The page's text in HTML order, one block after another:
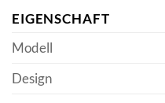
EIGENSCHAFT
Modell
Design